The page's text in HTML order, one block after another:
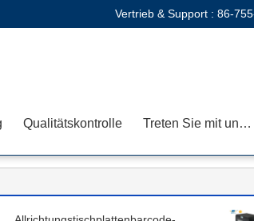
Vertrieb & Support : 86-
Qualitätskontrolle Treten Sie mit uns in Verbindung